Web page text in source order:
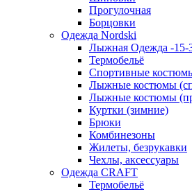
Прогулочная
Борцовки
Одежда Nordski
Лыжная Одежда -15-
Термобельё
Спортивные
Лыжные костюмы
Лыжные костюмы
Куртки (зимние)
Брюки
Комбинезоны
Жилеты, безрукавки
Чехлы, аксессуары
Одежда CRAFT
Термобельё